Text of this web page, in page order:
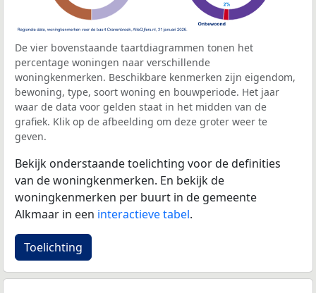
De vier bovenstaande taartdiagrammen tonen het
percentage woningen naar verschillende
woningkenmerken. Beschikbare kenmerken zijn eigendom,
bewoning, type, soort woning en bouwperiode. Het jaar
waar de data voor gelden staat in het midden van de
grafiek. Klik op de afbeelding om deze groter weer te
geven.
Bekijk onderstaande toelichting voor de definities
van de woningkenmerken. En bekijk de
woningkenmerken per buurt in de gemeente
Alkmaar in een interactieve tabel.
Toelichting